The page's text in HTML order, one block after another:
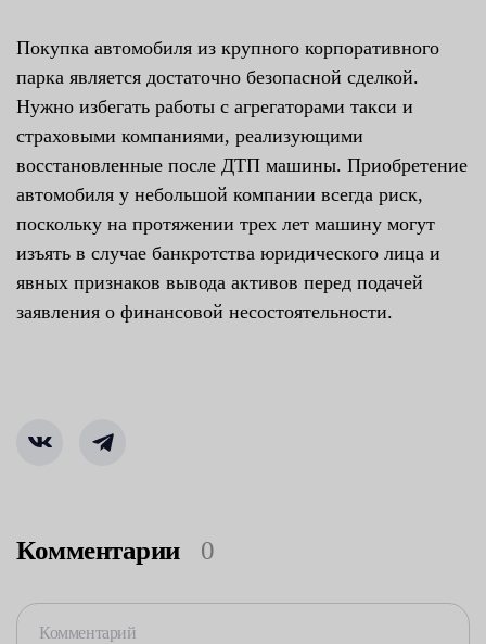
Покупка автомобиля из крупного корпоративного
парка является достаточно безопасной сделкой.
Нужно избегать работы с агрегаторами такси и
страховыми компаниями, реализующими
восстановленные после ДТП машины. Приобретение
автомобиля у небольшой компании всегда риск,
поскольку на протяжении трех лет машину могут
изъять в случае банкротства юридического лица и
явных признаков вывода активов перед подачей
заявления о финансовой несостоятельности.
Комментарии 0